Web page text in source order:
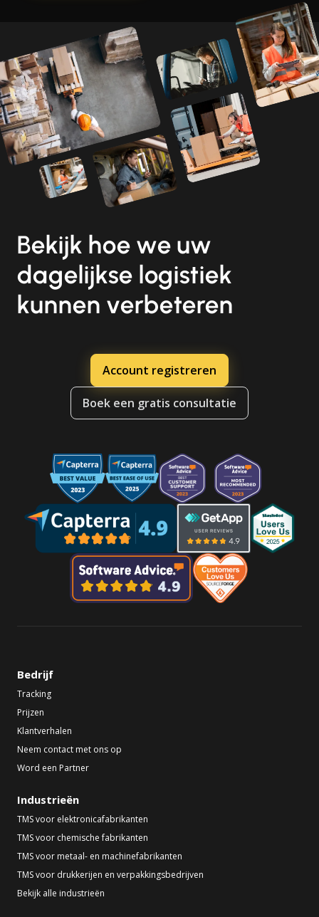
Bekijk hoe we uw
dagelijkse logistiek
kunnen verbeteren
Account registreren
Boek een gratis consultatie
Bedrijf
Tracking
Prijzen
Klantverhalen
Neem contact met ons op
Word een Partner
Industrieën
TMS voor elektronicafabrikanten
TMS voor chemische fabrikanten
TMS voor metaal- en machinefabrikanten
TMS voor drukkerijen en verpakkingsbedrijven
Bekijk alle industrieën